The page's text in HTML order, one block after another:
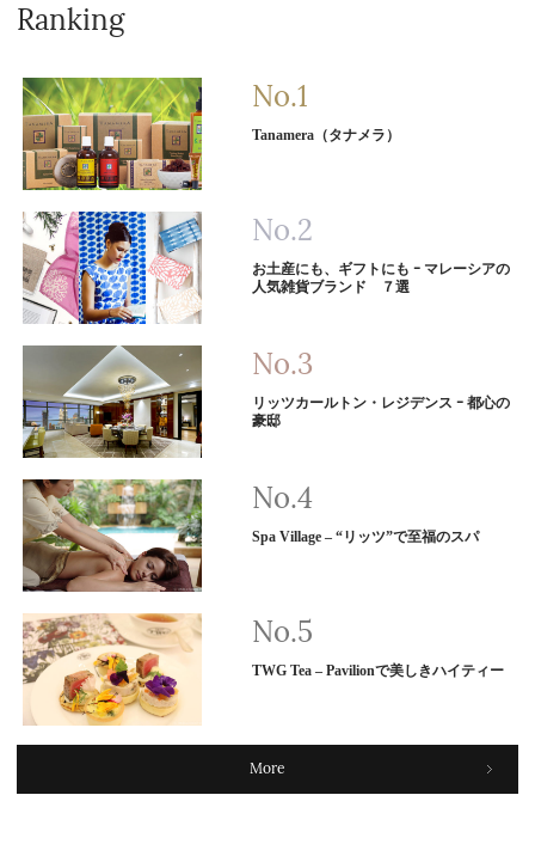
Ranking
Tanamera（タナメラ）
お土産にも、ギフトにも ｰ マレーシアの
人気雑貨ブランド ７選
リッツカールトン・レジデンス ｰ 都心の
豪邸
Spa Village – “リッツ”で至福のスパ
TWG Tea – Pavilionで美しきハイティー
More